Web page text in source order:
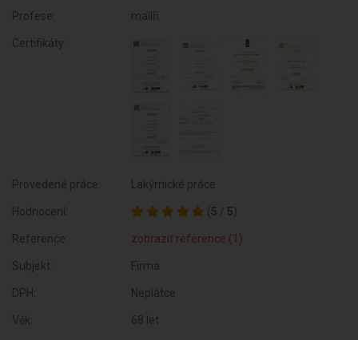
Profese: malíři
Certifikáty:
Provedené práce: Lakýrnické práce
Hodnocení: ( 5 / 5)
Reference: zobrazit reference (1)
Subjekt: Firma
DPH: Neplátce
Věk: 68 let